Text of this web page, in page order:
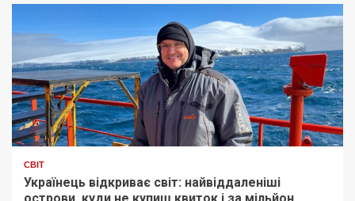
СВІТ
Українець відкриває світ: найвіддаленіші